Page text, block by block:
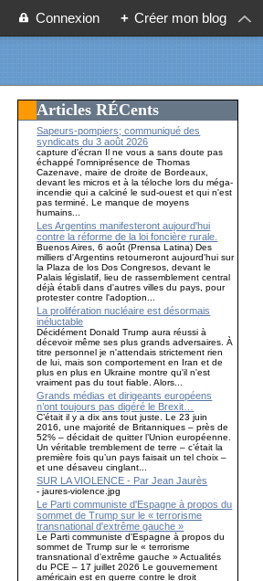
Connexion + Créer mon blog
Articles RÉCents
Sapeurs-pompiers; communiqué des
syndicats du 3 août 2026
capture d'écran Il ne vous a sans doute pas
échappé l'omniprésence de Thomas
Cazenave, maire de droite de Bordeaux,
devant les micros et à la téloche lors du méga-
incendie qui a calciné le sud-ouest et qui n'est
pas terminé. Le manque de moyens
humains...
Les Argentins manifesteront aujourd'hui
contre la réforme de la loi foncière rurale.
Buenos Aires, 6 août (Prensa Latina) Des
milliers d'Argentins retourneront aujourd'hui sur
la Plaza de los Dos Congresos, devant le
Palais législatif, lieu de rassemblement central
déjà établi dans d'autres villes du pays, pour
protester contre l'adoption...
La prolifération nucléaire est désormais
inéluctable
Décidément Donald Trump aura réussi à
décevoir même ses plus grands adversaires. À
titre personnel je n'attendais strictement rien
de lui, mais son comportement en Iran et de
plus en plus en Ukraine montre qu'il n'est
vraiment pas du tout fiable. Alors...
Grands médias et dirigeants européens
n’ont toujours pas digéré le Brexit…
C’était il y a dix ans tout juste. Le 23 juin
2016, une majorité de Britanniques – près de
52% – décidait de quitter l’Union européenne.
Un véritable tremblement de terre – c’était la
première fois qu’un pays faisait un tel choix –
et une désaveu cinglant...
SUR LA VIOLENCE - Par Jean Jaurès
- jaures-violence.jpg
Le Parti communiste d'Espagne à propos du
sommet de Trump sur le « terrorisme
transnational d'extrême gauche »
Le Parti communiste d'Espagne à propos du
sommet de Trump sur le « terrorisme
transnational d'extrême gauche » Actualités
du PCE – 17 juillet 2026 Le gouvernement
américain est en guerre contre le droit